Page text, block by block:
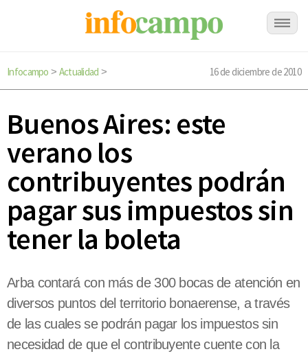
Infocampo > Actualidad > 16 de diciembre de 2010
Buenos Aires: este
verano los
contribuyentes podrán
pagar sus impuestos sin
tener la boleta
Arba contará con más de 300 bocas de atención en
diversos puntos del territorio bonaerense, a través
de las cuales se podrán pagar los impuestos sin
necesidad de que el contribuyente cuente con la